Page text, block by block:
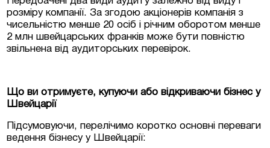
розміру компанії. За згодою акціонерів компанія з
чисельністю менше 20 осіб і річним оборотом менше
2 млн швейцарських франків може бути повністю
звільнена від аудиторських перевірок.
Що ви отримуєте, купуючи або відкриваючи бізнес у
Швейцарії
Підсумовуючи, перелічимо коротко основні переваги
ведення бізнесу у Швейцарії: